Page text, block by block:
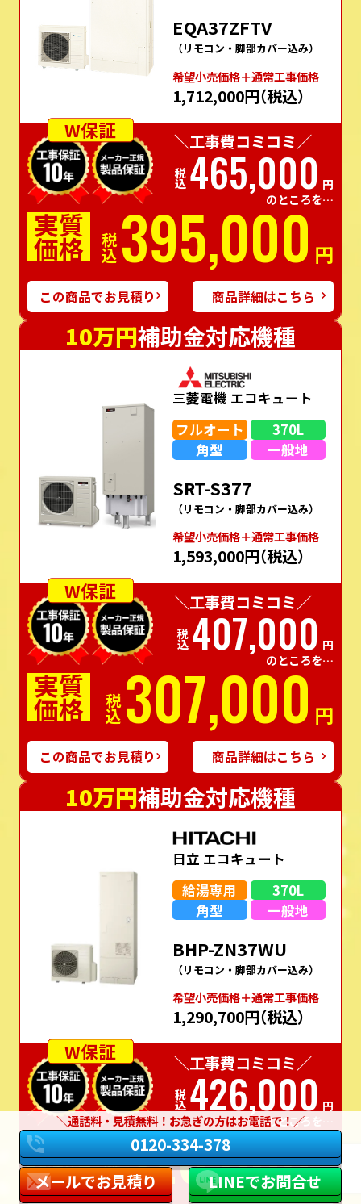
EQA37ZFTV
（リモコン・脚部カバー込み）
希望⼩売価格＋通常⼯事価格
1,712,000円（税込）
W保証
＼工事費コミコミ／
税込465,000 円
のところを…
実質
価格 税込395,000 円
この商品でお見積り 商品詳細はこちら
10万円補助金対応機種
三菱電機 エコキュート
フルオート
370L
角型
一般地
SRT-S377
（リモコン・脚部カバー込み）
希望⼩売価格＋通常⼯事価格
1,593,000円（税込）
W保証
＼工事費コミコミ／
税込407,000 円
のところを…
実質
価格 税込307,000 円
この商品でお見積り 商品詳細はこちら
10万円補助金対応機種
日立 エコキュート
給湯専用
370L
角型
一般地
BHP-ZN37WU
（リモコン・脚部カバー込み）
希望⼩売価格＋通常⼯事価格
1,290,700円（税込）
W保証
＼工事費コミコミ／
税込426,000 円
のところを…
実質
価格 税込326,000円
通話料・見積無料！お急ぎの方はお電話で！
0120-334-378
メールでお見積り
LINEでお問合せ